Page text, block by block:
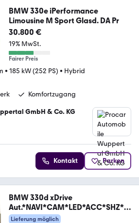
BMW 330e iPerformance
Limousine M Sport Glasd. DA Pr
30.800 €
19% MwSt.
Fairer Preis
• 185 kW (252 PS) • Hybrid
Komfortzugang
GmbH & Co. KG
Kontakt Parken
BMW 330d xDrive
Aut.*NAVI*CAM*LED*ACC*SHZ*A
LU*
Lieferung möglich